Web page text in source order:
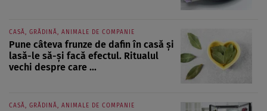
CASĂ, GRĂDINĂ, ANIMALE DE COMPANIE
Pune câteva frunze de dafin în casă și
lasă-le să-și facă efectul. Ritualul
vechi despre care ...
CASĂ, GRĂDINĂ, ANIMALE DE COMPANIE